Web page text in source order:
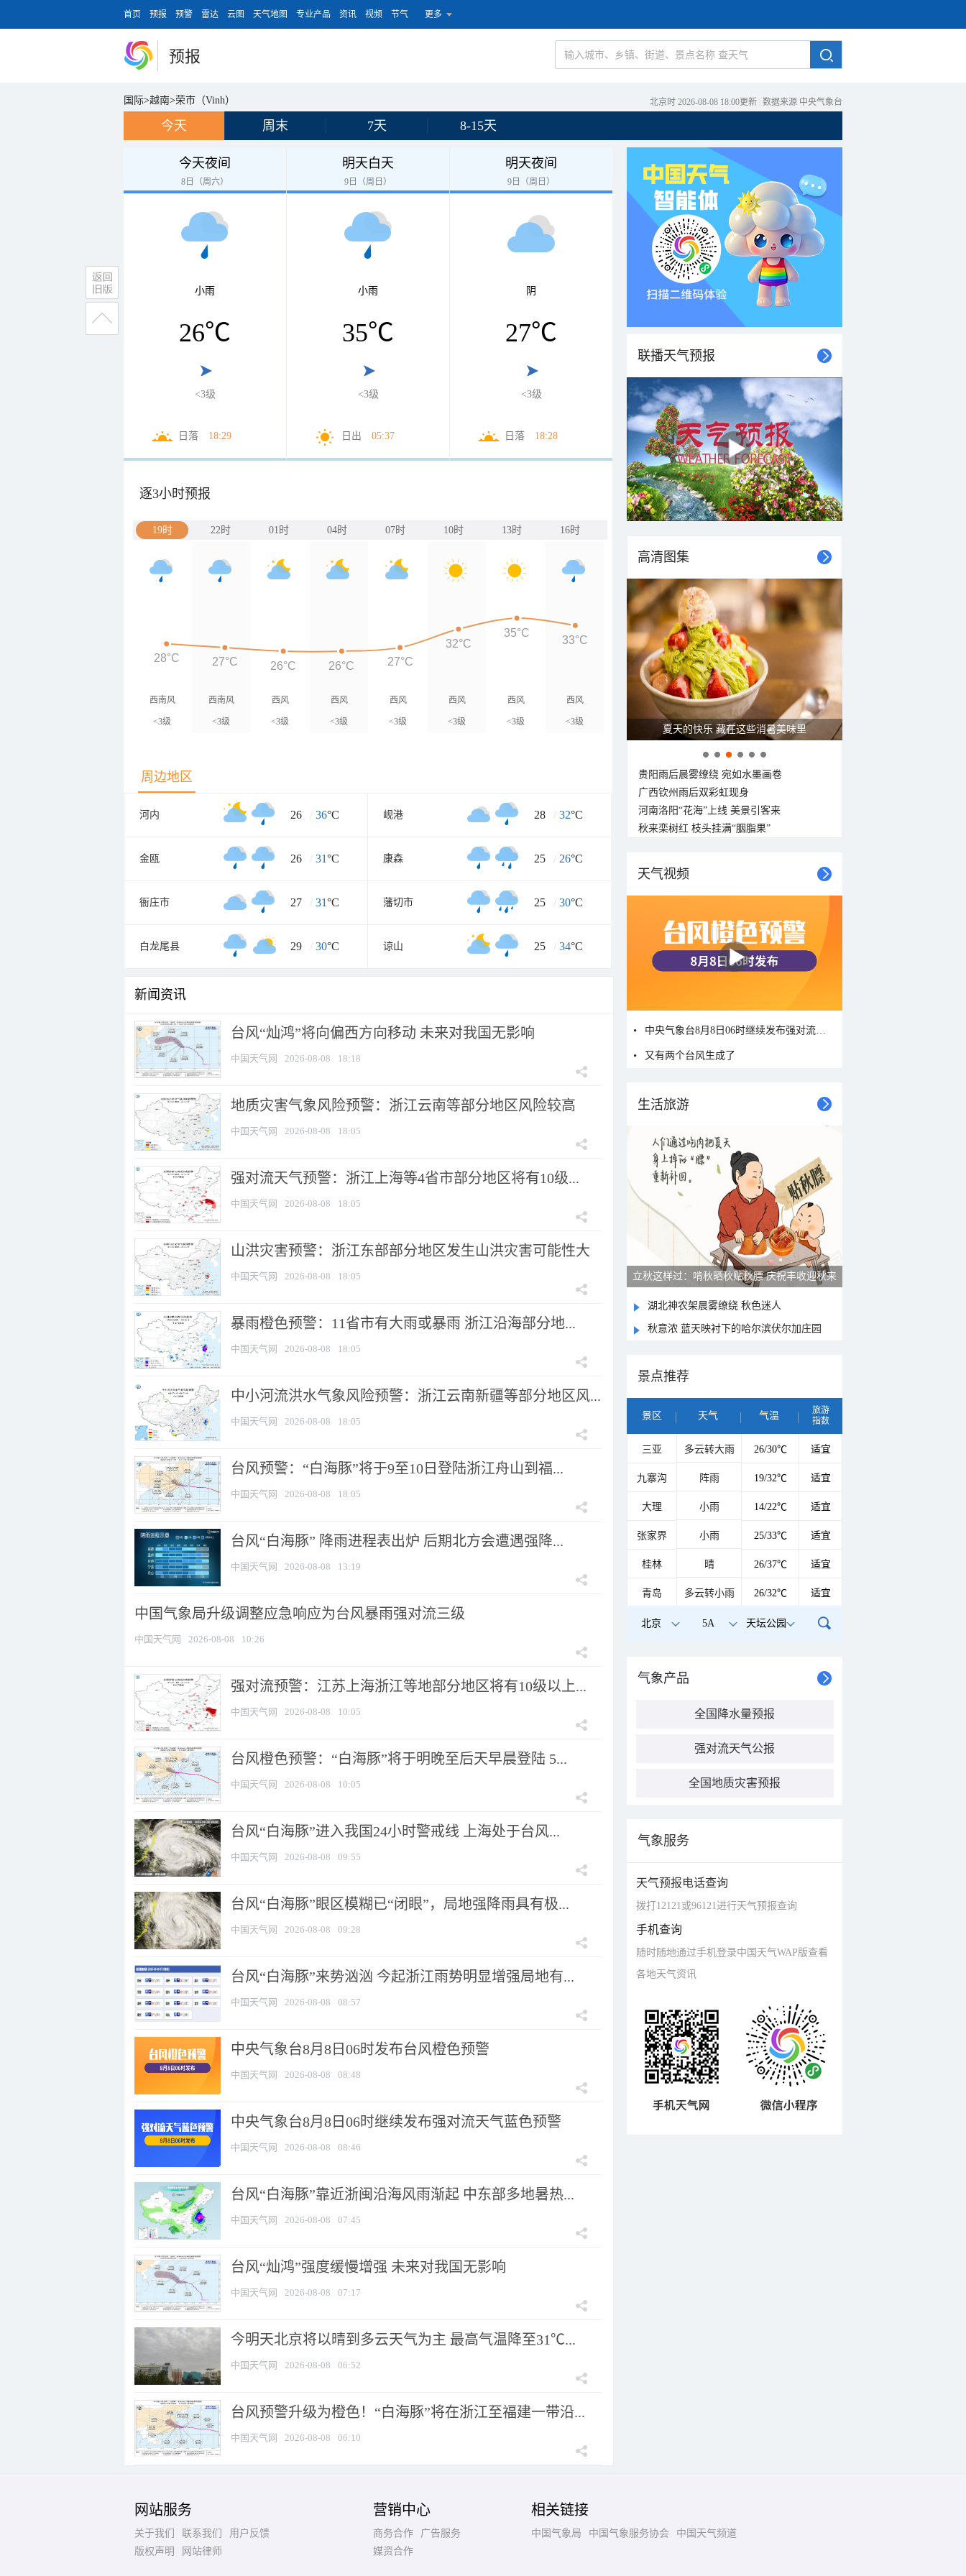
首页 预报 预警 雷达 云图 天气地图 专业产品 资讯 视频 节气 更多
预报
国际>越南>荣市（Vinh） 北京时 2026-08-08 18:00更新 数据来源 中央气象台
今天 周末 7天 8-15天
今天夜间
8日（周六）
小雨
26℃
<3级
日落 18:29
明天白天
9日（周日）
小雨
35℃
<3级
日出 05:37
明天夜间
9日（周日）
阴
27℃
<3级
日落 18:28
逐3小时预报
19时 22时 01时 04时 07时 10时 13时 16时
西南风
<3级
西南风
<3级
西风
<3级
西风
<3级
西风
<3级
西风
<3级
西风
<3级
西风
<3级
28°C 27°C 26°C 26°C 27°C
32°C
35°C
33°C
周边地区
河内 26 / 36°C 岘港 28 / 32°C
金瓯 26 / 31°C 康森 25 / 26°C
衙庄市 27 / 31°C 藩切市 25 / 30°C
白龙尾县 29 / 30°C 谅山 25 / 34°C
新闻资讯
台风“灿鸿”将向偏西方向移动 未来对我国无影响
中国天气网 2026-08-08 18:18
地质灾害气象风险预警：浙江云南等部分地区风险较高
中国天气网 2026-08-08 18:05
强对流天气预警：浙江上海等4省市部分地区将有10级...
中国天气网 2026-08-08 18:05
山洪灾害预警：浙江东部部分地区发生山洪灾害可能性大
中国天气网 2026-08-08 18:05
暴雨橙色预警：11省市有大雨或暴雨 浙江沿海部分地...
中国天气网 2026-08-08 18:05
中小河流洪水气象风险预警：浙江云南新疆等部分地区风...
中国天气网 2026-08-08 18:05
台风预警：“白海豚”将于9至10日登陆浙江舟山到福...
中国天气网 2026-08-08 18:05
台风“白海豚” 降雨进程表出炉 后期北方会遭遇强降...
中国天气网 2026-08-08 13:19
中国气象局升级调整应急响应为台风暴雨强对流三级
中国天气网 2026-08-08 10:26
强对流预警：江苏上海浙江等地部分地区将有10级以上...
中国天气网 2026-08-08 10:05
台风橙色预警：“白海豚”将于明晚至后天早晨登陆 5...
中国天气网 2026-08-08 10:05
台风“白海豚”进入我国24小时警戒线 上海处于台风...
中国天气网 2026-08-08 09:55
台风“白海豚”眼区模糊已“闭眼”，局地强降雨具有极...
中国天气网 2026-08-08 09:28
台风“白海豚”来势汹汹 今起浙江雨势明显增强局地有...
中国天气网 2026-08-08 08:57
中央气象台8月8日06时发布台风橙色预警
中国天气网 2026-08-08 08:48
中央气象台8月8日06时继续发布强对流天气蓝色预警
中国天气网 2026-08-08 08:46
台风“白海豚”靠近浙闽沿海风雨渐起 中东部多地暑热...
中国天气网 2026-08-08 07:45
台风“灿鸿”强度缓慢增强 未来对我国无影响
中国天气网 2026-08-08 07:17
今明天北京将以晴到多云天气为主 最高气温降至31℃...
中国天气网 2026-08-08 06:52
台风预警升级为橙色！“白海豚”将在浙江至福建一带沿...
中国天气网 2026-08-08 06:10
联播天气预报
高清图集
夏天的快乐 藏在这些消暑美味里
贵阳雨后晨雾缭绕 宛如水墨画卷
广西钦州雨后双彩虹现身
河南洛阳“花海”上线 美景引客来
秋来栾树红 枝头挂满“胭脂果”
天气视频
中央气象台8月8日06时继续发布强对流天气蓝色预警
又有两个台风生成了
生活旅游
立秋这样过：啃秋晒秋贴秋膘 庆祝丰收迎秋来
湖北神农架晨雾缭绕 秋色迷人
秋意浓 蓝天映衬下的哈尔滨伏尔加庄园
景点推荐
景区 天气 气温
旅游
指数
三亚 多云转大雨 26/30℃ 适宜
九寨沟 阵雨 19/32℃ 适宜
大理 小雨 14/22℃ 适宜
张家界 小雨 25/33℃ 适宜
桂林 晴 26/37℃ 适宜
青岛 多云转小雨 26/32℃ 适宜
北京 5A 天坛公园
气象产品
全国降水量预报
强对流天气公报
全国地质灾害预报
气象服务
天气预报电话查询
拨打12121或96121进行天气预报查询
手机查询
随时随地通过手机登录中国天气WAP版查看
各地天气资讯
网站服务
关于我们 联系我们
用户反馈
版权声明
网站律师
营销中心
商务合作
广告服务
媒资合作
相关链接
中国气象局 中国气象服务协会 中国天气频道